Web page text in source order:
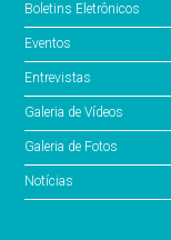
Boletins Eletrônicos
Eventos
Entrevistas
Galeria de Vídeos
Galeria de Fotos
Notícias